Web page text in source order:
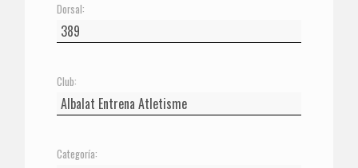
Dorsal:
Club:
Categoría: